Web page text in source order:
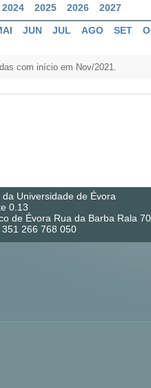
2024 2025 2026 2027
JUN JUL AGO SET
com início em Nov/2021.
Universidade de Évora
0.13
de Évora Rua da Barba Rala
266 768 050